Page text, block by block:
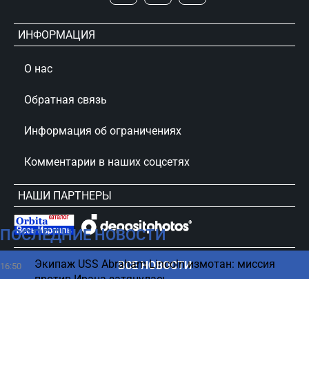
ПОСЛЕДНИЕ НОВОСТИ
16:50
Экипаж USS Abraham Lincoln измотан: миссия
против Ирана затянулась
ВСЕ НОВОСТИ
ИНФОРМАЦИЯ
О нас
Обратная связь
Информация об ограничениях
Комментарии в наших соцсетях
НАШИ ПАРТНЕРЫ
сursorinfo.co.il © Все права защищены